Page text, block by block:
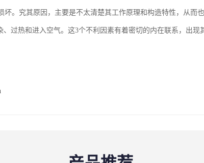
坏。究其原因，主要是不太清楚其工作原理和构造特性，从而
、过热和进入空气。这3个不利因素有着密切的内在联系，出